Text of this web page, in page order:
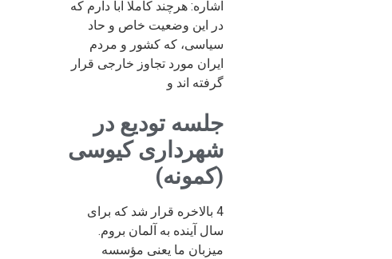
اشاره: هرچند کاملا ابا دارم که
در این وضعیت خاص و حاد
سیاسی، که کشور و مردم
ایران مورد تجاوز خارجی قرار
گرفته اند و
جلسه تودیع در
شهرداری کیوسی
(کمونه)
4 بالاخره قرار شد که برای
سال آینده به آلمان بروم.
میزبان ما یعنی مؤسسه